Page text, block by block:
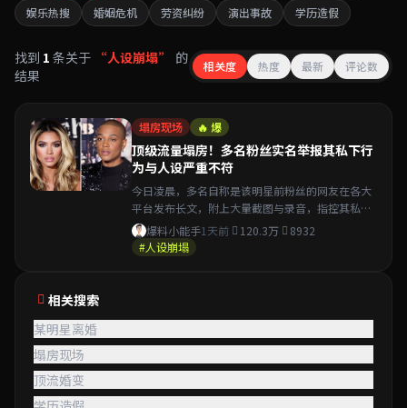
娱乐热搜
婚姻危机 劳资纠纷 演出事故 学历造假
找到 1 条关于 “人设崩塌”
的
结果
相关度 热度 最新 评论数
塌房现场 🔥 爆
顶级流量塌房！多名粉丝实名举报其私下行
为与人设严重不符
今日凌晨，多名自称是该明星前粉丝的网友在各大
平台发布长文，附上大量截图与录音，指控其私下
行为与公众形象严重背离……
爆料小能手1天前 120.3万
8932
#人设崩塌
相关搜索
某明星离婚
塌房现场
顶流婚变